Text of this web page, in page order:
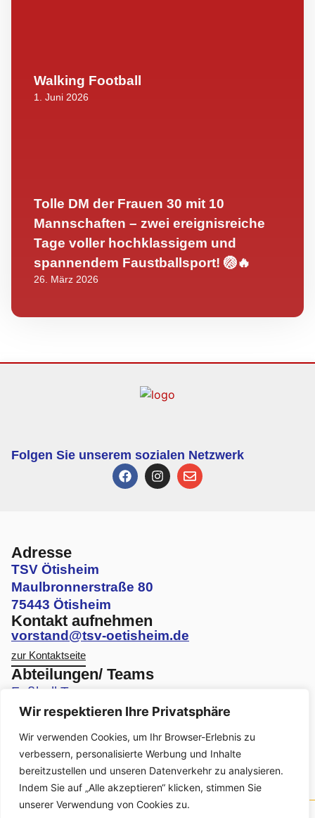
Wir respektieren Ihre Privatsphäre
Wir verwenden Cookies, um Ihr Browser-Erlebnis zu
verbessern, personalisierte Werbung und Inhalte
bereitzustellen und unseren Datenverkehr zu analysieren.
Indem Sie auf „Alle akzeptieren“ klicken, stimmen Sie
unserer Verwendung von Cookies zu.
Walking Football
1. Juni 2026
Tolle DM der Frauen 30 mit 10
Mannschaften – zwei ereignisreiche
Tage voller hochklassigem und
spannendem Faustballsport! 🏐🔥
26. März 2026
Folgen Sie unserem sozialen Netzwerk
Adresse
TSV Ötisheim
Maulbronnerstraße 80
75443 Ötisheim
Kontakt aufnehmen
vorstand@tsv-oetisheim.de
zur Kontaktseite
Abteilungen/ Teams
Fußball Teams
Volleyball Teams
Faustball Teams
Turnen Angebote